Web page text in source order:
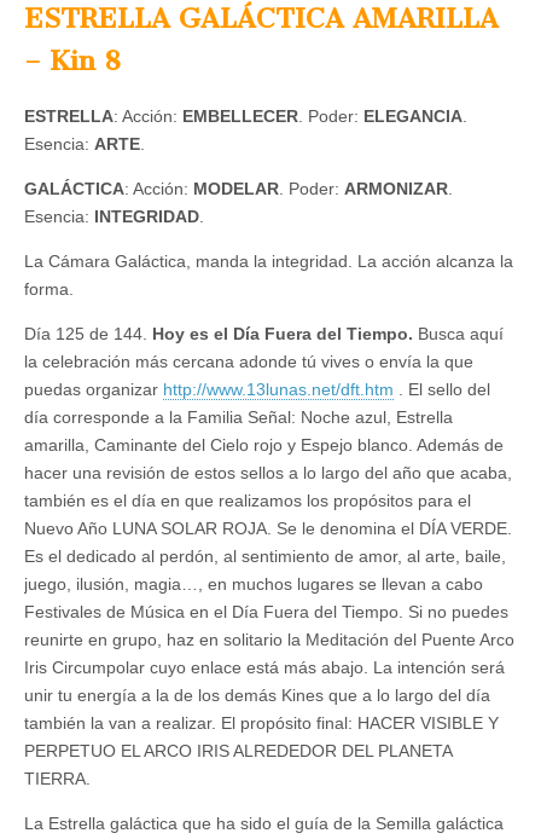
ESTRELLA GALÁCTICA AMARILLA
– Kin 8
ESTRELLA: Acción: EMBELLECER . Poder: ELEGANCIA
Esencia: ARTE
GALÁCTICA: Acción: MODELAR . Poder: ARMONIZAR
Esencia: INTEGRIDAD
La Cámara Galáctica, manda la integridad. La acción alcanza la
forma.
Día 125 de 144. Hoy es el Día Fuera del Tiempo. Busca aquí
la celebración más cercana adonde tú vives o envía la que
puedas organizar http://www.13lunas.net/dft.htm . El sello del
día corresponde a la Familia Señal: Noche azul, Estrella
amarilla, Caminante del Cielo rojo y Espejo blanco. Además de
hacer una revisión de estos sellos a lo largo del año que acaba,
también es el día en que realizamos los propósitos para el
Nuevo Año LUNA SOLAR ROJA. Se le denomina el DÍA VERDE.
Es el dedicado al perdón, al sentimiento de amor, al arte, baile,
juego, ilusión, magia…, en muchos lugares se llevan a cabo
Festivales de Música en el Día Fuera del Tiempo. Si no puedes
reunirte en grupo, haz en solitario la Meditación del Puente Arco
Iris Circumpolar cuyo enlace está más abajo. La intención será
unir tu energía a la de los demás Kines que a lo largo del día
también la van a realizar. El propósito final: HACER VISIBLE Y
PERPETUO EL ARCO IRIS ALREDEDOR DEL PLANETA
TIERRA.
La Estrella galáctica que ha sido el guía de la Semilla galáctica